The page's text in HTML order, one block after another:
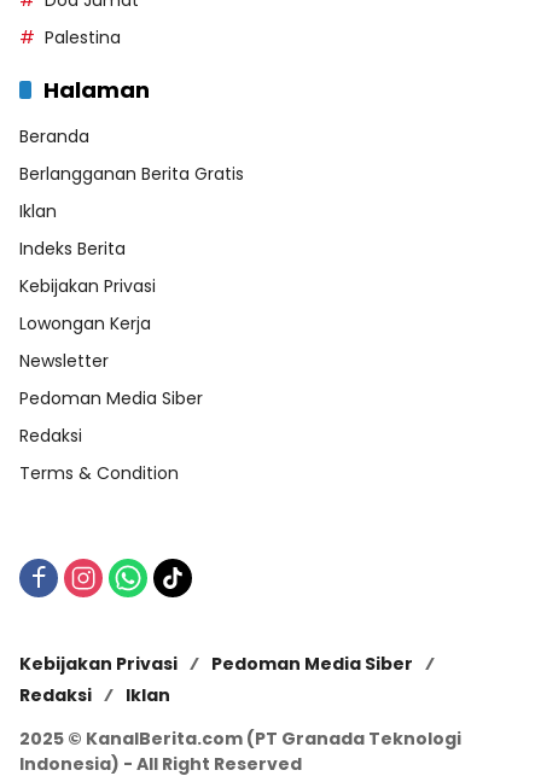
Palestina
Halaman
Beranda
Berlangganan Berita Gratis
Iklan
Indeks Berita
Kebijakan Privasi
Lowongan Kerja
Newsletter
Pedoman Media Siber
Redaksi
Terms & Condition
Kebijakan Privasi
Pedoman Media Siber
Redaksi
Iklan
2025 © KanalBerita.com (PT Granada Teknologi
Indonesia) - All Right Reserved